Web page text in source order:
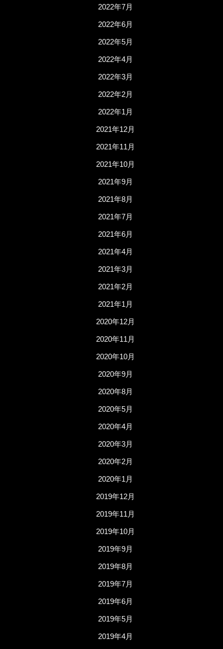
2022年7月
2022年6月
2022年5月
2022年4月
2022年3月
2022年2月
2022年1月
2021年12月
2021年11月
2021年10月
2021年9月
2021年8月
2021年7月
2021年6月
2021年4月
2021年3月
2021年2月
2021年1月
2020年12月
2020年11月
2020年10月
2020年9月
2020年8月
2020年5月
2020年4月
2020年3月
2020年2月
2020年1月
2019年12月
2019年11月
2019年10月
2019年9月
2019年8月
2019年7月
2019年6月
2019年5月
2019年4月